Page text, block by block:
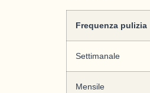
Frequenza pulizia
Settimanale
Mensile